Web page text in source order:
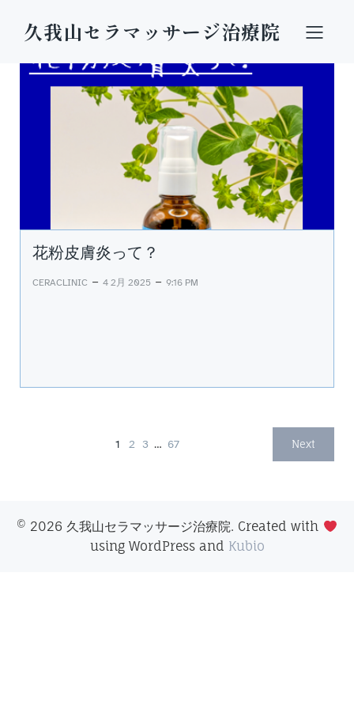
久我山セラマッサージ治療院
花粉皮膚炎って？
CERACLINIC – 4 2月 2025 – 9:16 PM
1 2 3 … 67 Next
© 2026 久我山セラマッサージ治療院. Created with
using WordPress and Kubio